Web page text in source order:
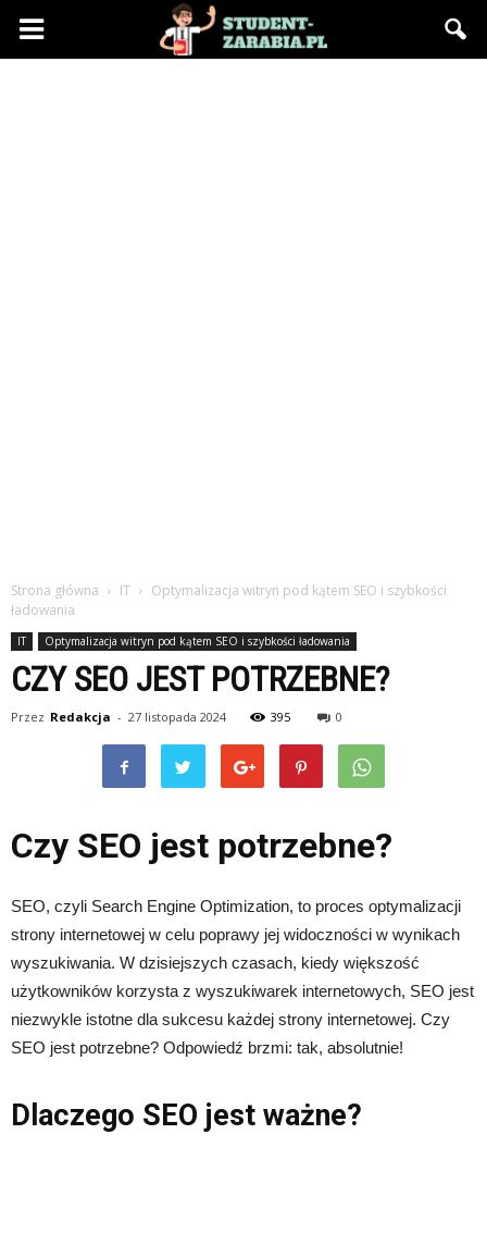
Blog
Strona główna IT
Optymalizacja witryn pod kątem SEO i szybkości
ładowania
IT Optymalizacja witryn pod kątem SEO i szybkości ładowania
CZY SEO JEST POTRZEBNE?
Przez Redakcja - 27 listopada 2024 395 0
Czy SEO jest potrzebne?
SEO, czyli Search Engine Optimization, to proces optymalizacji
strony internetowej w celu poprawy jej widoczności w wynikach
wyszukiwania. W dzisiejszych czasach, kiedy większość
użytkowników korzysta z wyszukiwarek internetowych, SEO jest
niezwykle istotne dla sukcesu każdej strony internetowej. Czy
SEO jest potrzebne? Odpowiedź brzmi: tak, absolutnie!
Dlaczego SEO jest ważne?